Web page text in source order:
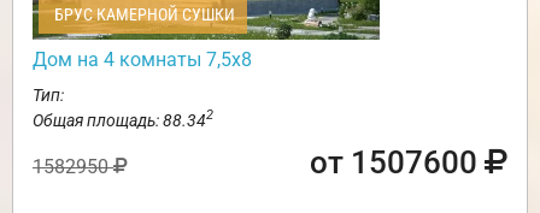
БРУС КАМЕРНОЙ СУШКИ
Дом на 4 комнаты 7,5х8
Тип:
Общая площадь: 88.342
1582950 от 1507600